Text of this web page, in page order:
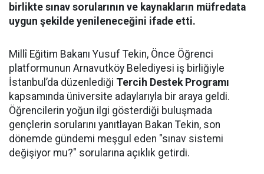
birlikte sınav sorularının ve kaynakların müfredata
uygun şekilde yenileneceğini ifade etti.
Millî Eğitim Bakanı Yusuf Tekin, Önce Öğrenci
platformunun Arnavutköy Belediyesi iş birliğiyle
İstanbul’da düzenlediği Tercih Destek Programı
kapsamında üniversite adaylarıyla bir araya geldi.
Öğrencilerin yoğun ilgi gösterdiği buluşmada
gençlerin sorularını yanıtlayan Bakan Tekin, son
dönemde gündemi meşgul eden "sınav sistemi
değişiyor mu?" sorularına açıklık getirdi.